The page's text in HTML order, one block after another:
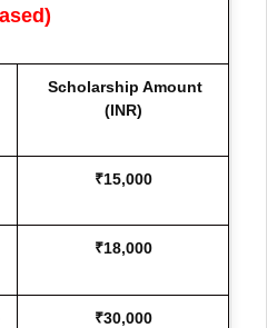
Scholarship Amount
(INR)
₹15,000
₹18,000
₹30,000